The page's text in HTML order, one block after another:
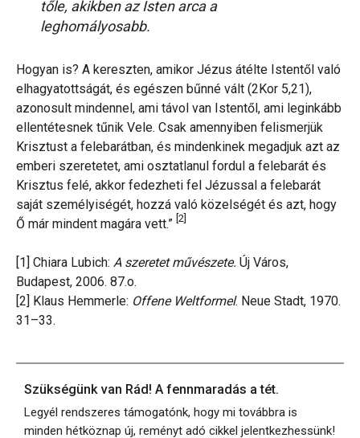
tőle, akikben az Isten arca a
leghomályosabb.
Hogyan is? A kereszten, amikor Jézus átélte Istentől való
elhagyatottságát, és egészen bűnné vált (2Kor 5,21),
azonosult mindennel, ami távol van Istentől, ami leginkább
ellentétesnek tűnik Vele. Csak amennyiben felismerjük
Krisztust a felebarátban, és mindenkinek megadjuk azt az
emberi szeretetet, ami osztatlanul fordul a felebarát és
Krisztus felé, akkor fedezheti fel Jézussal a felebarát
saját személyiségét, hozzá való közelségét és azt, hogy
Ő már mindent magára vett.” [2]
[1] Chiara Lubich: A szeretet művészete. Új Város,
Budapest, 2006. 87.o.
[2] Klaus Hemmerle: Offene Weltformel. Neue Stadt, 1970.
31–33.
Szükségünk van Rád! A fennmaradás a tét.
Legyél rendszeres támogatónk, hogy mi továbbra is
minden hétköznap új, reményt adó cikkel jelentkezhessünk!